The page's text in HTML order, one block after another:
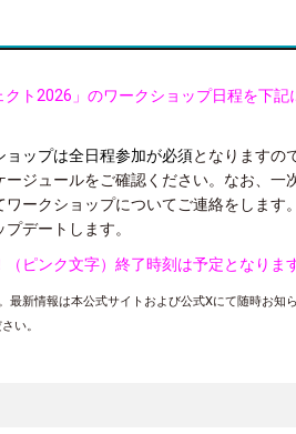
クト2026」のワークショップ日程を下記
ップは全日程参加が必須となりますの
ジュールをご確認ください。なお、一
ークショップについてご連絡をします。
デートします。
ピンク文字）終了時刻は予定となります
最新情報は本公式サイトおよび公式Xにて随時お知
い。